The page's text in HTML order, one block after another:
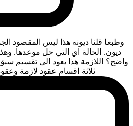
وطبعا قلنا ديونه هذا ليس المقصود
ديون. الحالة اي التي حل موعدها.
واضح؟ اللازمة هذا يعود الى تقسيم
ثلاثة اقسام عقود لازمة